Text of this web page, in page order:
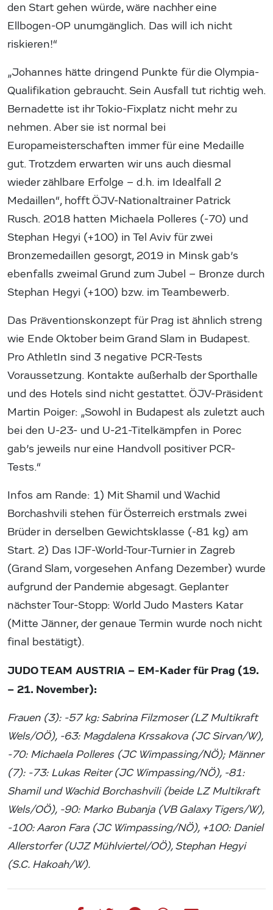
den Start gehen würde, wäre nachher eine
Ellbogen-OP unumgänglich. Das will ich nicht
riskieren!“
„Johannes hätte dringend Punkte für die Olympia-
Qualifikation gebraucht. Sein Ausfall tut richtig weh.
Bernadette ist ihr Tokio-Fixplatz nicht mehr zu
nehmen. Aber sie ist normal bei
Europameisterschaften immer für eine Medaille
gut. Trotzdem erwarten wir uns auch diesmal
wieder zählbare Erfolge – d.h. im Idealfall 2
Medaillen“, hofft ÖJV-Nationaltrainer Patrick
Rusch. 2018 hatten Michaela Polleres (-70) und
Stephan Hegyi (+100) in Tel Aviv für zwei
Bronzemedaillen gesorgt, 2019 in Minsk gab’s
ebenfalls zweimal Grund zum Jubel – Bronze durch
Stephan Hegyi (+100) bzw. im Teambewerb.
Das Präventionskonzept für Prag ist ähnlich streng
wie Ende Oktober beim Grand Slam in Budapest.
Pro AthletIn sind 3 negative PCR-Tests
Voraussetzung. Kontakte außerhalb der Sporthalle
und des Hotels sind nicht gestattet. ÖJV-Präsident
Martin Poiger: „Sowohl in Budapest als zuletzt auch
bei den U-23- und U-21-Titelkämpfen in Porec
gab’s jeweils nur eine Handvoll positiver PCR-
Tests.“
Infos am Rande: 1) Mit Shamil und Wachid
Borchashvili stehen für Österreich erstmals zwei
Brüder in derselben Gewichtsklasse (-81 kg) am
Start. 2) Das IJF-World-Tour-Turnier in Zagreb
(Grand Slam, vorgesehen Anfang Dezember) wurde
aufgrund der Pandemie abgesagt. Geplanter
nächster Tour-Stopp: World Judo Masters Katar
(Mitte Jänner, der genaue Termin wurde noch nicht
final bestätigt).
JUDO TEAM AUSTRIA – EM-Kader für Prag (19.
– 21. November):
Frauen (3): -57 kg: Sabrina Filzmoser (LZ Multikraft
Wels/OÖ), -63: Magdalena Krssakova (JC Sirvan/W),
-70: Michaela Polleres (JC Wimpassing/NÖ); Männer
(7): -73: Lukas Reiter (JC Wimpassing/NÖ), -81:
Shamil und Wachid Borchashvili (beide LZ Multikraft
Wels/OÖ), -90: Marko Bubanja (VB Galaxy Tigers/W),
-100: Aaron Fara (JC Wimpassing/NÖ), +100: Daniel
Allerstorfer (UJZ Mühlviertel/OÖ), Stephan Hegyi
(S.C. Hakoah/W).